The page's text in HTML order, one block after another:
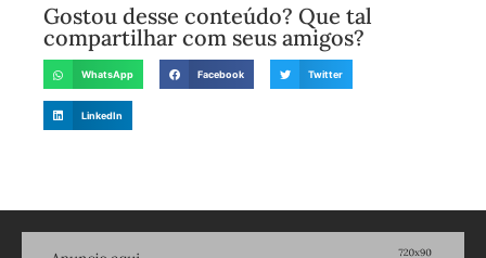
Gostou desse conteúdo? Que tal
compartilhar com seus amigos?
WhatsApp Facebook Twitter
LinkedIn